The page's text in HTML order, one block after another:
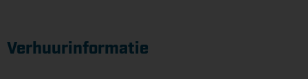
Verhuurinformatie